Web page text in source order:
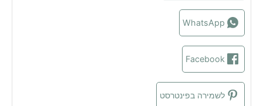
s
e
s
WhatsApp
לשמירה בפינטרסט